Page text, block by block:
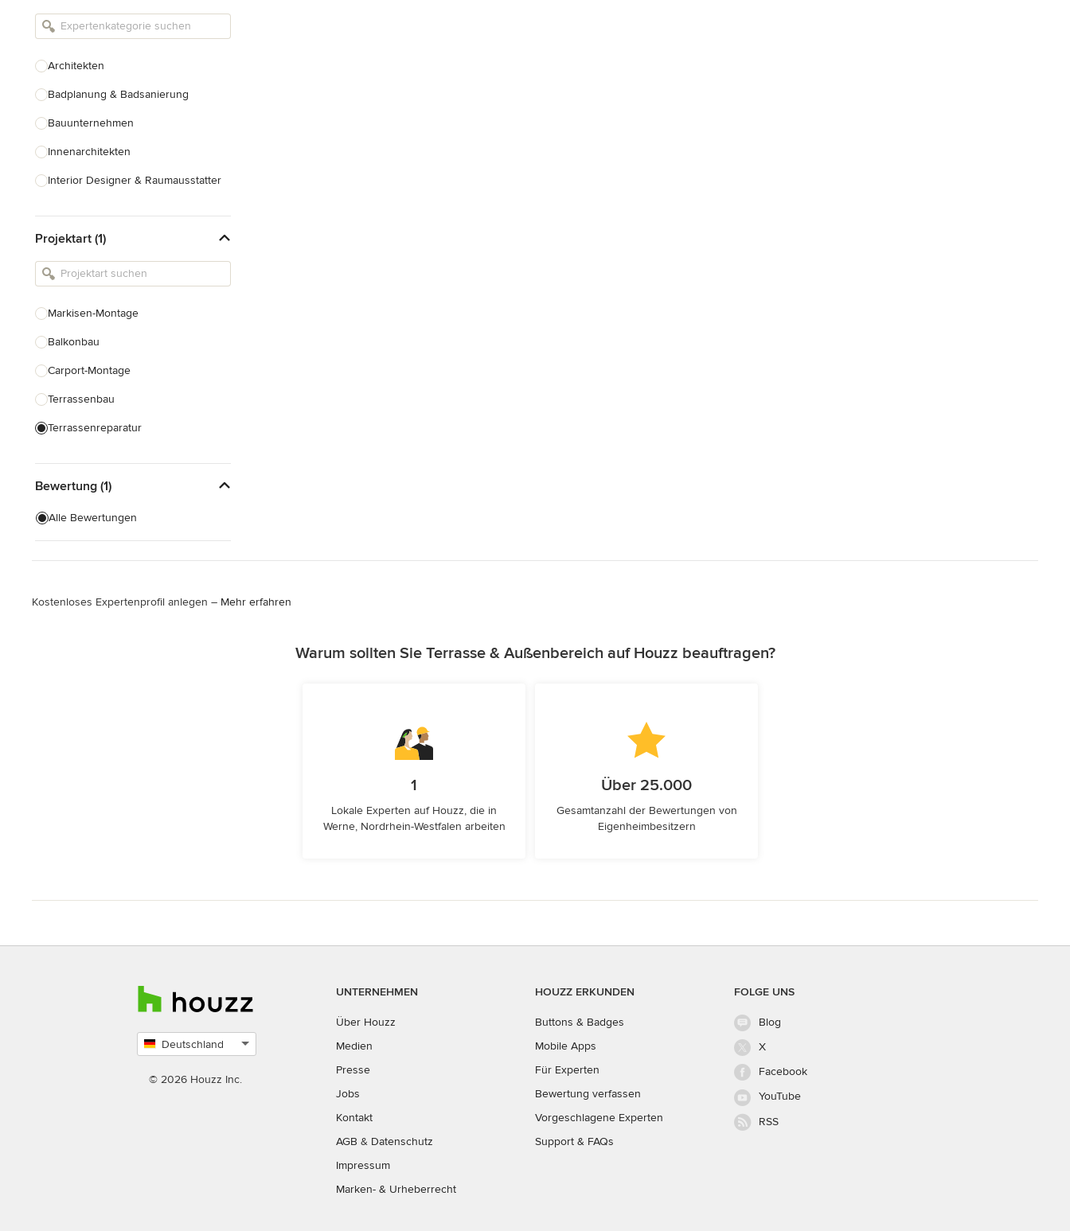
Architekten
Badplanung & Badsanierung
Bauunternehmen
Innenarchitekten
Interior Designer & Raumausstatter
Landschaftsarchitekten
Armaturen & Sanitärbedarf
Projektart (1)
Markisen-Montage
Balkonbau
Carport-Montage
Terrassenbau
Terrassenreparatur
Dachterrassenbau
Terrassenüberdachung Bau
Bewertung (1)
Alle Bewertungen
Kostenloses Expertenprofil anlegen – Mehr erfahren
Warum sollten Sie Terrasse & Außenbereich auf Houzz beauftragen?
1
Lokale Experten auf Houzz, die in
Werne, Nordrhein-Westfalen arbeiten
Über 25.000
Gesamtanzahl der Bewertungen von
Eigenheimbesitzern
Deutschland
auswählen
© 2026 Houzz Inc.
UNTERNEHMEN
Über Houzz
Medien
Presse
Jobs
Kontakt
AGB & Datenschutz
Impressum
Marken- & Urheberrecht
HOUZZ ERKUNDEN
Buttons & Badges
Mobile Apps
Für Experten
Bewertung verfassen
Vorgeschlagene Experten
Support & FAQs
FOLGE UNS
Blog
X
Facebook
YouTube
RSS